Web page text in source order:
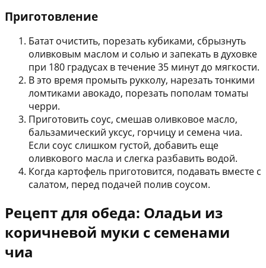
Приготовление
Батат очистить, порезать кубиками, сбрызнуть
оливковым маслом и солью и запекать в духовке
при 180 градусах в течение 35 минут до мягкости.
В это время промыть рукколу, нарезать тонкими
ломтиками авокадо, порезать пополам томаты
черри.
Приготовить соус, смешав оливковое масло,
бальзамический уксус, горчицу и семена чиа.
Если соус слишком густой, добавить еще
оливкового масла и слегка разбавить водой.
Когда картофель приготовится, подавать вместе с
салатом, перед подачей полив соусом.
Рецепт для обеда: Оладьи из
коричневой муки с семенами
чиа